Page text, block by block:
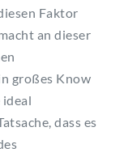
Faktor
an dieser
großes Know
ideal
dass es